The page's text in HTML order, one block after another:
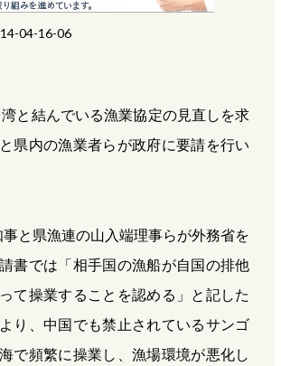
e
e
と結んでいる漁業協定の見直しを求
県内の漁業者らが政府に要請を行い
と県漁連の山入端理事らが外務省を
書では「相手国の漁船が自国の排他
て操業することを認める」と記した
り、中国でも禁止されているサンゴ
で頻繁に操業し、漁場環境が悪化し